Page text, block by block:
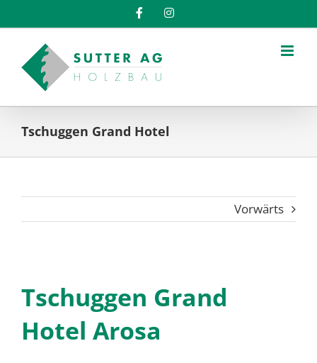
Inhalt
springen
FacebookInstagram
Tschuggen Grand Hotel
Vorwärts
Tschuggen Grand
Hotel Arosa